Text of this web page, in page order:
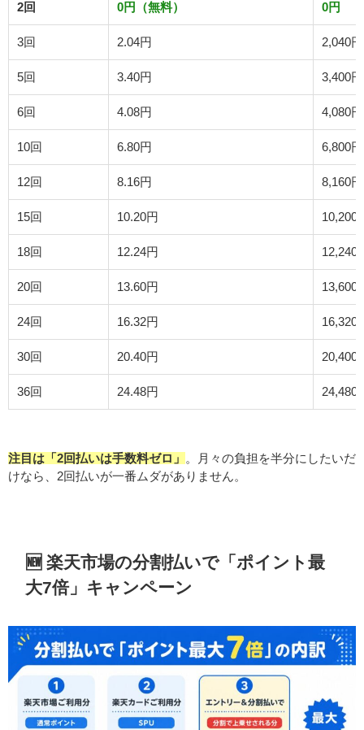
2回 0円（無料） 0円
3回 2.04円 2,040円
5回 3.40円 3,400円
6回 4.08円 4,080円
10回 6.80円 6,800円
12回 8.16円 8,160円
15回 10.20円 10,200
18回 12.24円 12,240
20回 13.60円 13,600
24回 16.32円 16,320
30回 20.40円 20,400
36回 24.48円 24,480
注目は「2回払いは手数料ゼロ」
。月々の負担を半分にしたいだ
けなら、2回払いが一番ムダがありません。
🆕 楽天市場の分割払いで「ポイント最
大7倍」キャンペーン